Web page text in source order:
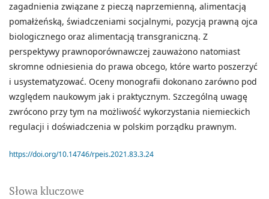
Słowa kluczowe
zagadnienia związane z pieczą naprzemienną, alimentacją
pomałżeńską, świadczeniami socjalnymi, pozycją prawną ojca
biologicznego oraz alimentacją transgraniczną. Z
perspektywy prawnoporównawczej zauważono natomiast
skromne odniesienia do prawa obcego, które warto poszerzyć
i usystematyzować. Oceny monografii dokonano zarówno pod
względem naukowym jak i praktycznym. Szczególną uwagę
zwrócono przy tym na możliwość wykorzystania niemieckich
regulacji i doświadczenia w polskim porządku prawnym.
https://doi.org/10.14746/rpeis.2021.83.3.24